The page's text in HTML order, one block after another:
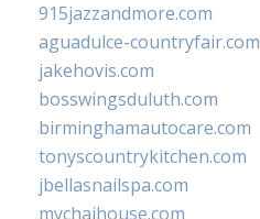
915jazzandmore.com
aguadulce-countryfair.com
jakehovis.com
bosswingsduluth.com
birminghamautocare.com
tonyscountrykitchen.com
jbellasnailspa.com
mychaihouse.com